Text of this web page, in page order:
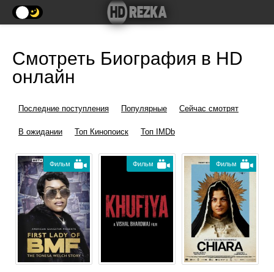
Смотреть Биография в HD
онлайн
Последние поступления Популярные Сейчас смотрят
В ожидании Топ Кинопоиск Топ IMDb
Фильм Фильм Фильм